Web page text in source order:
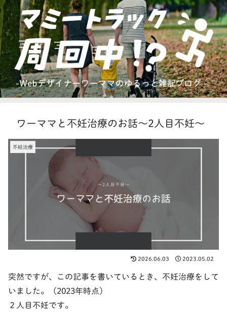
ワーママと不妊治療のお話〜2人目不妊〜
不妊治療
2026.06.03 2023.05.02
突然ですが、この記事を書いているとき、不妊治療をして
いました。（2023年時点）
２人目不妊です。